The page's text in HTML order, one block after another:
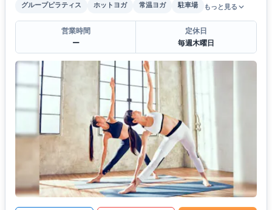
グループピラティス
ホットヨガ 常温ヨガ 駐車場 もっと見る
営業時間
ー
定休日
毎週木曜日